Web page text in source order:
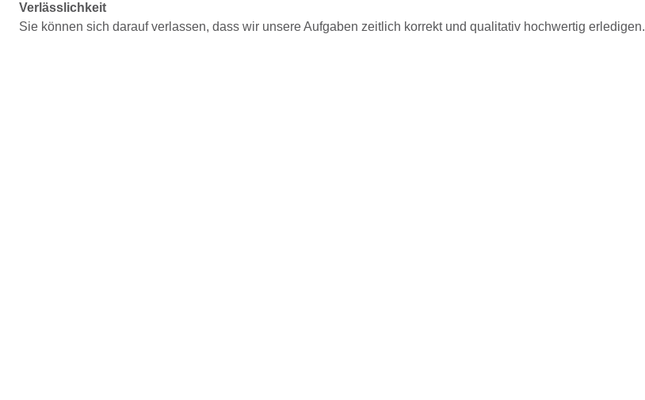
Verlässlichkeit
Sie können sich darauf verlassen, dass wir unsere Aufgaben zeitlich korrekt und qualitativ hochwertig erledigen.